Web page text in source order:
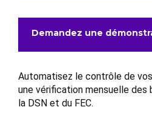
Demandez une
Automatisez le contrôle de
une vérification mensuelle des
la DSN et du FEC.